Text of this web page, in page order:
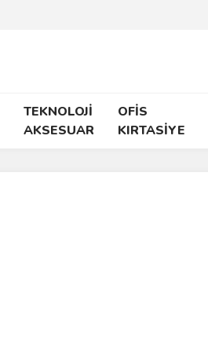
TEKNOLOJİ
AKSESUAR
OFİS
KIRTASİYE